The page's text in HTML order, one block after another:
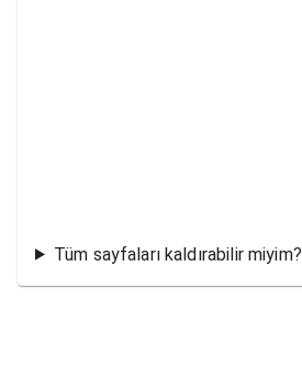
Tüm sayfaları kaldırabilir miyim?